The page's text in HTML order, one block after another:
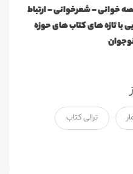
خوانی - شعرخوانی - ارتباط
با تازه های کتاب های حوزه
ترالی کتاب